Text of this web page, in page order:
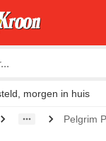
morgen in huis
Pelgrim